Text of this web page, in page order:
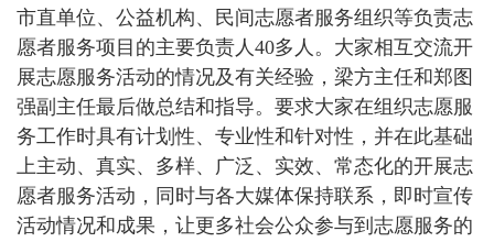
市直单位、公益机构、民间志愿者服务组织等负责志
愿者服务项目的主要负责人40多人。大家相互交流开
展志愿服务活动的情况及有关经验，梁方主任和郑图
强副主任最后做总结和指导。要求大家在组织志愿服
务工作时具有计划性、专业性和针对性，并在此基础
上主动、真实、多样、广泛、实效、常态化的开展志
愿者服务活动，同时与各大媒体保持联系，即时宣传
活动情况和成果，让更多社会公众参与到志愿服务的